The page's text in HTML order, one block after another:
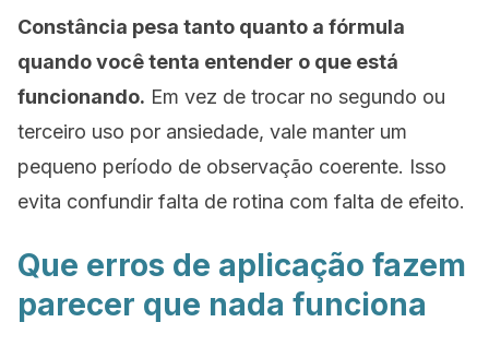
Constância pesa tanto quanto a fórmula
quando você tenta entender o que está
funcionando. Em vez de trocar no segundo ou
terceiro uso por ansiedade, vale manter um
pequeno período de observação coerente. Isso
evita confundir falta de rotina com falta de efeito.
Que erros de aplicação fazem
parecer que nada funciona